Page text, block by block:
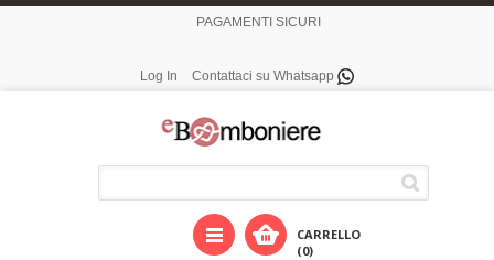
PAGAMENTI SICURI
Log In Contattaci su Whatsapp
CARRELLO
(0)